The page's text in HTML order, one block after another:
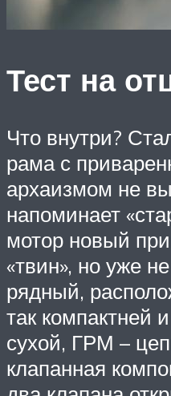
Тест на
Что внутри?
рама с
архаизмом не
напоминает
мотор новый
«твин», но уже
рядный,
так компактней
сухой, ГРМ –
клапанная